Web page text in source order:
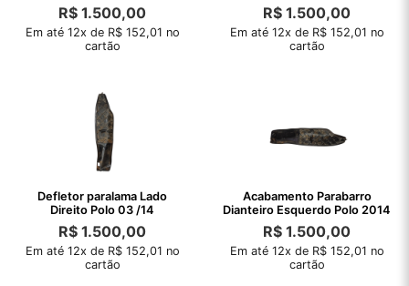
R$ 1.500,00
Em até 12x de R$ 152,01 no
cartão
R$ 1.500,00
Em até 12x de R$ 152,01 no
cartão
Defletor paralama Lado
Direito Polo 03 /14
R$ 1.500,00
Em até 12x de R$ 152,01 no
cartão
Acabamento Parabarro
Dianteiro Esquerdo Polo 2014
R$ 1.500,00
Em até 12x de R$ 152,01 no
cartão